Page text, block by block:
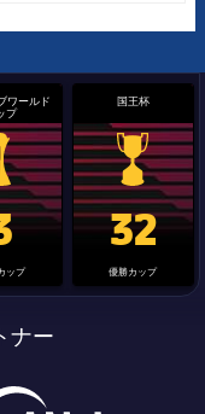
trophy
ワールド
プ
label.aria.clubworldcup
ップ
国王杯
国王杯
32
優勝カップ
ナー